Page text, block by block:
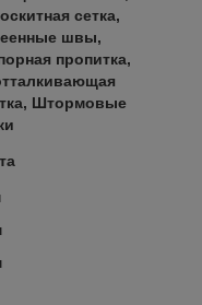
сетка,
швы,
пропитка,
Штормовые